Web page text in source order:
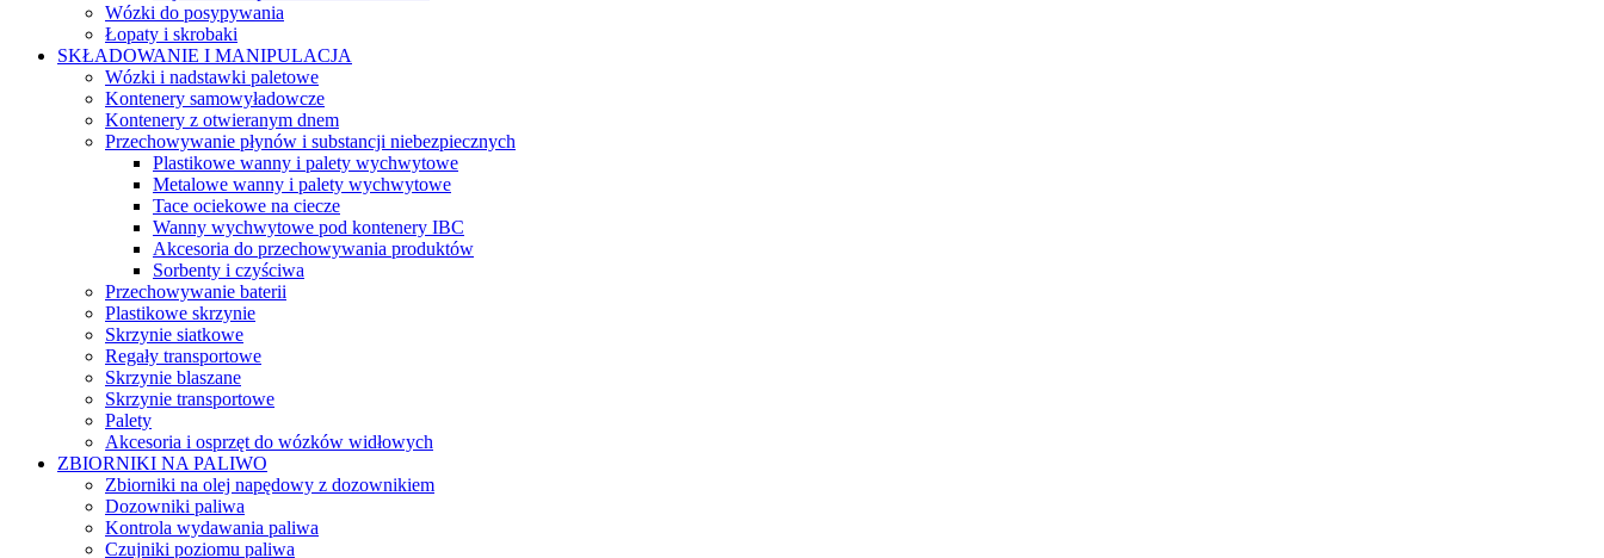
Wózki do posypywania
Łopaty i skrobaki
SKŁADOWANIE I MANIPULACJA
Wózki i nadstawki paletowe
Kontenery samowyładowcze
Kontenery z otwieranym dnem
Przechowywanie płynów i substancji niebezpiecznych
Plastikowe wanny i palety wychwytowe
Metalowe wanny i palety wychwytowe
Tace ociekowe na ciecze
Wanny wychwytowe pod kontenery IBC
Akcesoria do przechowywania produktów
Sorbenty i czyściwa
Przechowywanie baterii
Plastikowe skrzynie
Skrzynie siatkowe
Regały transportowe
Skrzynie blaszane
Skrzynie transportowe
Palety
Akcesoria i osprzęt do wózków widłowych
ZBIORNIKI NA PALIWO
Zbiorniki na olej napędowy z dozownikiem
Dozowniki paliwa
Kontrola wydawania paliwa
Czujniki poziomu paliwa